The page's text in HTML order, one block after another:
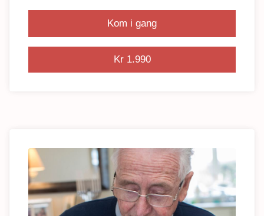
Kom i gang
Kr 1.990